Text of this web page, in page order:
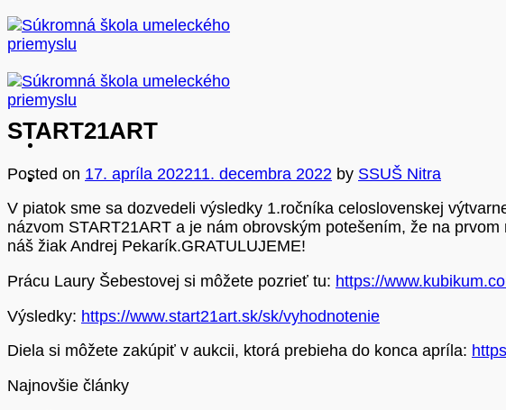
Skip
to
content
START21ART
Posted on 17. apríla 202211. decembra 2022 by SSUŠ Nitra
V piatok sme sa dozvedeli výsledky 1.ročníka celoslovenskej
názvom START21ART a je nám obrovským potešením, že na
náš žiak Andrej Pekarík.GRATULUJEME!
Prácu Laury Šebestovej si môžete pozrieť tu: https://
Výsledky: https://www.start21art.sk/sk/vyhodnotenie
Diela si môžete zakúpiť v aukcii, ktorá prebieha do konca apríla:
Najnovšie články